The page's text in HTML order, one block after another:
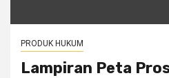
PRODUK HUKUM
Lampiran Peta